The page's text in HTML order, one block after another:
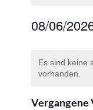
08/06/
von
Es sind keine
vorhanden.
Vergangene